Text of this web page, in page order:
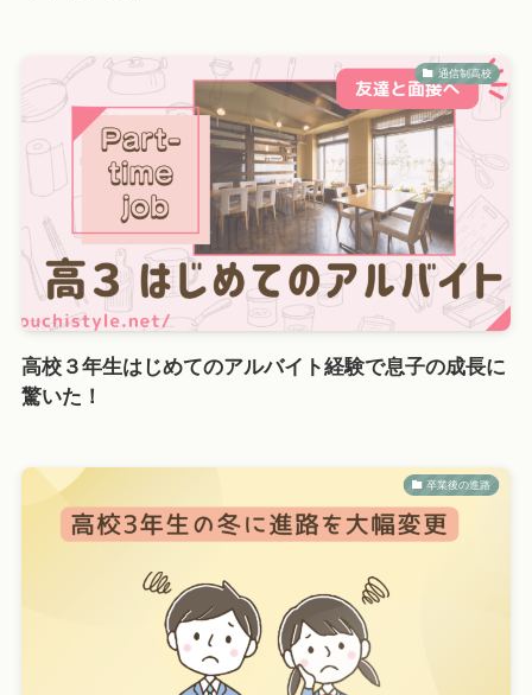
通信制高校
高校３年生はじめてのアルバイト経験で息子の成長に
驚いた！
卒業後の進路